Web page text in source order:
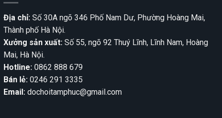
Địa chỉ: Số 30A ngõ 346 Phố Nam Dư, Phường Hoàng Mai,
Thành phố Hà Nội.
Xưởng sản xuất: Số 55, ngõ 92 Thuý Lĩnh, Lĩnh Nam, Hoàng
Mai, Hà Nội.
Hotline: 0862 888 679
Bán lẻ: 0246 291 3335
Email: dochoitamphuc@gmail.com